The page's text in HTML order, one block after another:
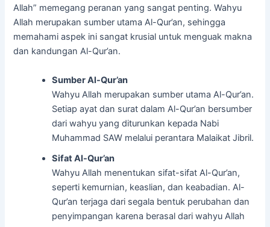
Allah” memegang peranan yang sangat penting. Wahyu
Allah merupakan sumber utama Al-Qur’an, sehingga
memahami aspek ini sangat krusial untuk menguak makna
dan kandungan Al-Qur’an.
Sumber Al-Qur’an
Wahyu Allah merupakan sumber utama Al-Qur’an.
Setiap ayat dan surat dalam Al-Qur’an bersumber
dari wahyu yang diturunkan kepada Nabi
Muhammad SAW melalui perantara Malaikat Jibril.
Sifat Al-Qur’an
Wahyu Allah menentukan sifat-sifat Al-Qur’an,
seperti kemurnian, keaslian, dan keabadian. Al-
Qur’an terjaga dari segala bentuk perubahan dan
penyimpangan karena berasal dari wahyu Allah